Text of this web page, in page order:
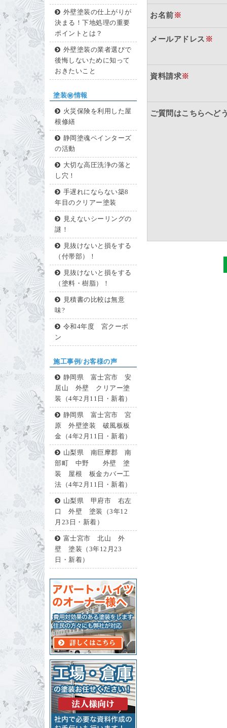
外壁塗装の仕上がりが
決まる！下地処理の重要
ポイントとは？
外壁塗装の業者選びで
後悔しないために知って
おきたいこと
塗装㊙情報
火災保険を利用した屋
根修繕
静岡塗魂ペインターズ
の活動
大切な高圧洗浄の落と
し穴！
手遅れにならない築8
年目のクリアー塗装
見えないシーリングの
謎！
見抜けないと損をする
（付帯部）！
見抜けないと損をする
（塗料・樹脂）！
見積書の比較は無意
味?
令和4年度 宮クーポ
ン
施工事例/お客様の声
静岡県 富士宮市 安
居山 外壁 クリアー塗
装（4年2月11日・新着）
静岡県 富士宮市 宮
原 外壁塗装 破風板板
金（4年2月11日・新着）
山梨県 南巨摩郡 南
部町 中野 外壁 塗
装 屋根 板金カバー工
法（4年2月11日・新着）
山梨県 甲府市 右左
口 外壁 塗装（3年12
月23日・新着）
富士宮市 北山 外
壁 塗装（3年12月23
日・新着）
お名前※
メールアドレス ※
資料請求※
ご質問はこちらへど